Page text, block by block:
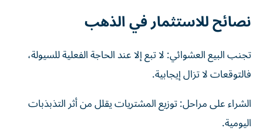
نصائح للاستثمار في الذهب
تجنب البيع العشوائي: لا تبع إلا عند الحاجة الفعلية للسيولة،
فالتوقعات لا تزال إيجابية.
الشراء على مراحل: توزيع المشتريات يقلل من أثر التذبذبات
اليومية.